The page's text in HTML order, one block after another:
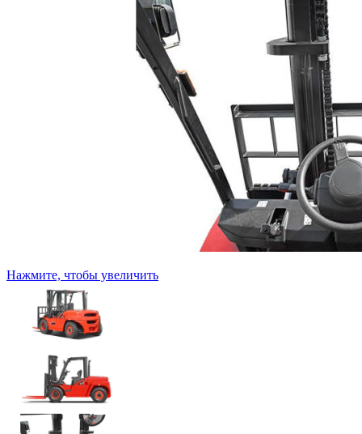
Нажмите, чтобы увеличить